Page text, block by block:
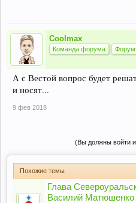
Coolmax
Команда форума
А с Вестой вопрос будет
и носят...
9 фев 2018
(Вы должны войти
Похожие темы
Глава
Василий Матюшенко